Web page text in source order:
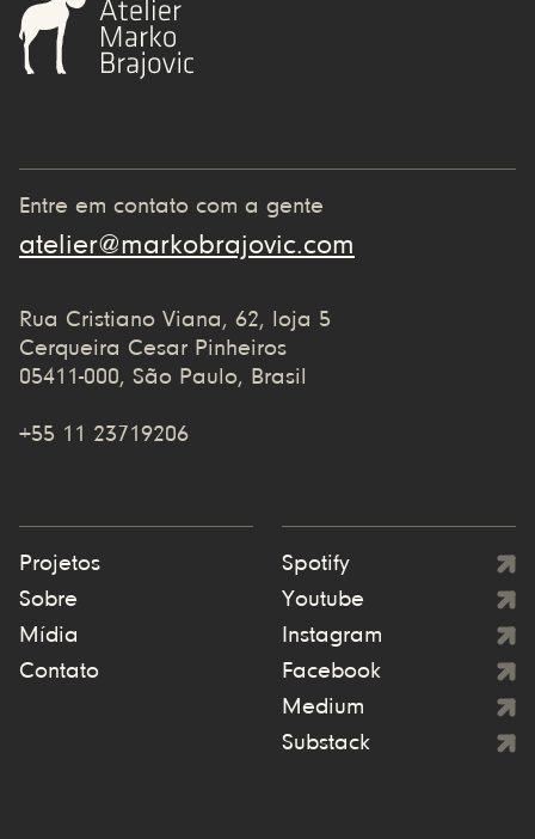
Entre em contato com a gente
atelier@markobrajovic.com
Rua Cristiano Viana, 62, loja 5
Cerqueira Cesar Pinheiros
05411-000, São Paulo, Brasil
+55 11 23719206
Projetos
Sobre
Mídia
Contato
Spotify
Youtube
Instagram
Facebook
Medium
Substack